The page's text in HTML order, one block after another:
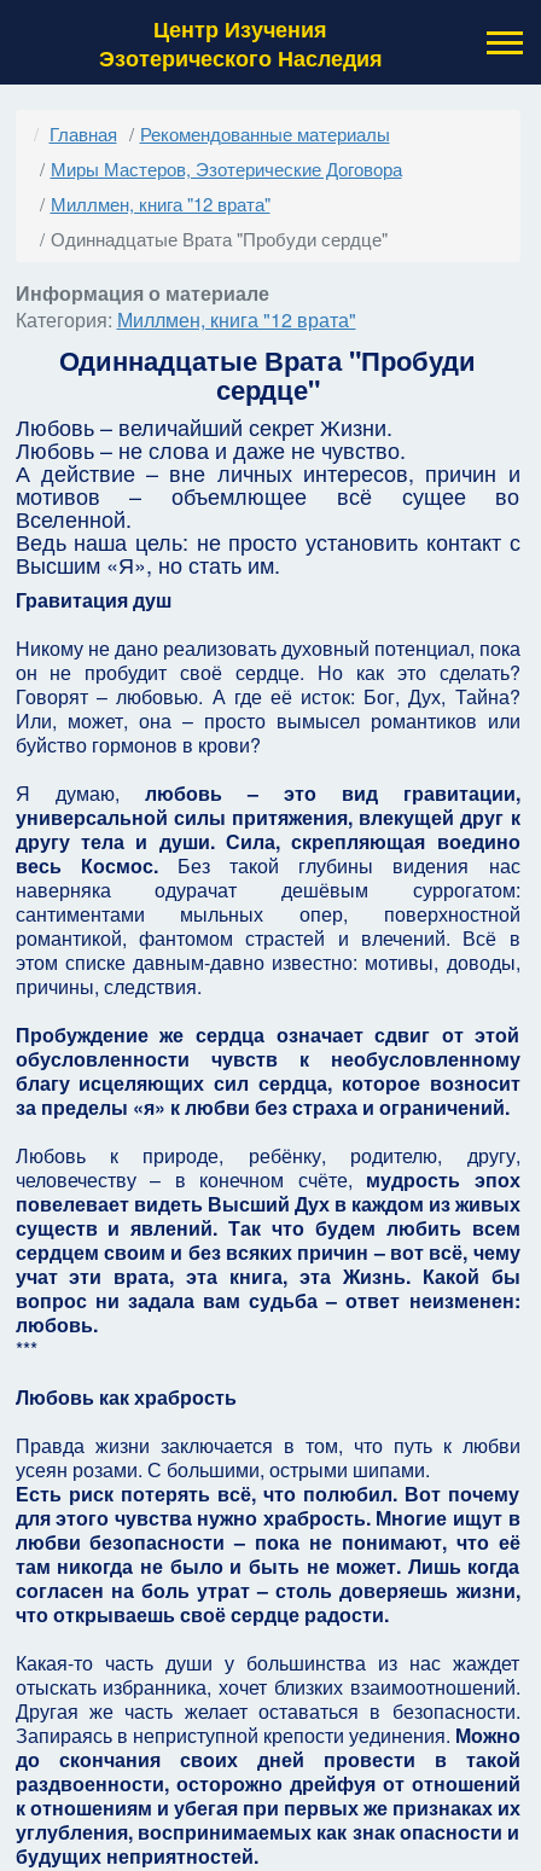
Центр Изучения
Эзотерического Наследия
Главная
Рекомендованные материалы
Миры Мастеров, Эзотерические Договора
Миллмен, книга "12 врата"
Одиннадцатые Врата "Пробуди сердце"
Информация о материале
Категория: Миллмен, книга "12 врата"
Одиннадцатые Врата "Пробуди
сердце"
Любовь – величайший секрет Жизни.
Любовь – не слова и даже не чувство.
А действие – вне личных интересов, причин и
мотивов – объемлющее всё сущее во
Вселенной.
Ведь наша цель: не просто установить контакт с
Высшим «Я», но стать им.
Гравитация душ
Никому не дано реализовать духовный потенциал, пока
он не пробудит своё сердце. Но как это сделать?
Говорят – любовью. А где её исток: Бог, Дух, Тайна?
Или, может, она – просто вымысел романтиков или
буйство гормонов в крови?
Я думаю, любовь – это вид гравитации,
универсальной силы притяжения, влекущей друг к
другу тела и души. Сила, скрепляющая воедино
весь Космос.Без такой глубины видения нас
наверняка одурачат дешёвым суррогатом:
сантиментами мыльных опер, поверхностной
романтикой, фантомом страстей и влечений. Всё в
этом списке давным-давно известно: мотивы, доводы,
причины, следствия.
Пробуждение же сердца означает сдвиг от этой
обусловленности чувств к необусловленному
благу исцеляющих сил сердца, которое возносит
за пределы «я» к любви без страха и ограничений.
Любовь к природе, ребёнку, родителю, другу,
человечеству – в конечном счёте, мудрость эпох
повелевает видеть Высший Дух в каждом из живых
существ и явлений. Так что будем любить всем
сердцем своим и без всяких причин – вот всё, чему
учат эти врата, эта книга, эта Жизнь. Какой бы
вопрос ни задала вам судьба – ответ неизменен:
любовь.
***
Любовь как храбрость
Правда жизни заключается в том, что путь к любви
усеян розами. С большими, острыми шипами.
Есть риск потерять всё, что полюбил. Вот почему
для этого чувства нужно храбрость. Многие ищут в
любви безопасности – пока не понимают, что её
там никогда не было и быть не может. Лишь когда
согласен на боль утрат – столь доверяешь жизни,
что открываешь своё сердце радости.
Какая-то часть души у большинства из нас жаждет
отыскать избранника, хочет близких взаимоотношений.
Другая же часть желает оставаться в безопасности.
Запираясь в неприступной крепости уединения. Можно
до скончания своих дней провести в такой
раздвоенности, осторожно дрейфуя от отношений
к отношениям и убегая при первых же признаках их
углубления, воспринимаемых как знак опасности и
будущих неприятностей.